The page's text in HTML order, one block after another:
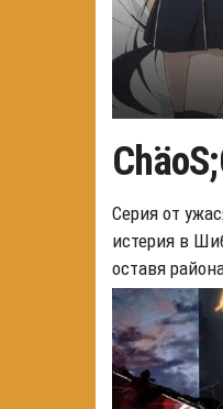
Серия от
истерия в
оставя